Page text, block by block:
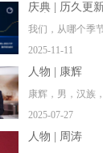
庆典 | 历久更
我们，从哪个季
这一程夏冬往复
河。遍经天光夜
而热爱，更新。
2025-11-11
人物 | 康辉
康辉，男，汉族
1月17日出生 （
生 ），祖籍中国
2025-07-27
人物 | 周涛